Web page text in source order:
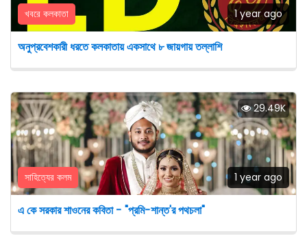
খবরে কলকাতা 1 year ago
অনুপ্রবেশকারী ধরতে কলকাতায় একসাথে ৮ জায়গায় তল্লাশি
29.49K
সাহিত্যের কলম 1 year ago
এ কে সরকার শাওনের কবিতা - "প্রমি-শান্ত'র পথচলা"